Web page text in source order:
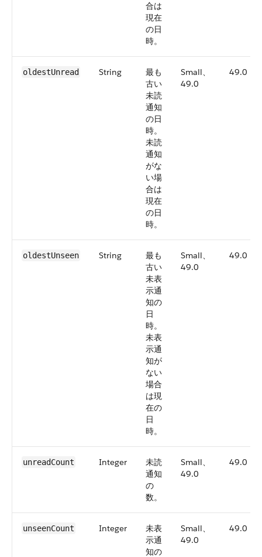
合は
現在
の日
時。
oldestUnread String
最も
古い
未読
通知
の日
時。
未読
通知
がな
い場
合は
現在
の日
時。
Small、
49.0
49.0
oldestUnseen String
最も
古い
未表
示通
知の
日
時。
未表
示通
知が
ない
場合
は現
在の
日
時。
Small、
49.0
49.0
unreadCount Integer
未読
通知
の
数。
Small、
49.0
49.0
unseenCount Integer
未表
示通
知の
Small、
49.0
49.0